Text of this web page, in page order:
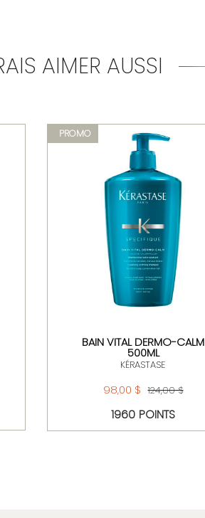
AIMER AUSSI
PROMO
BAIN VITAL DERMO-CALM
500ML
KÉRASTASE
98,00 $ 124,00 $
1960 POINTS